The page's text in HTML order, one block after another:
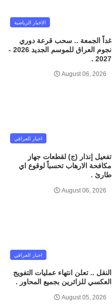
الاخبار الرياضية
غداً الجمعة .. سحب قرعة دوري
نجوم العراق للموسم الجديد 2026 -
2027 .
August 06, 2026
اخبار العراقي
تفعيل إنذار (ج) لقطعات جهاز
مكافحة الارهاب تحسباً لوقوع اي
طارئ .
August 06, 2026
اخبار العراقي
النقل .. تعلن انتهاء عمليات التفويج
العكسي للزائرين بجميع المحاور .
August 05, 2026